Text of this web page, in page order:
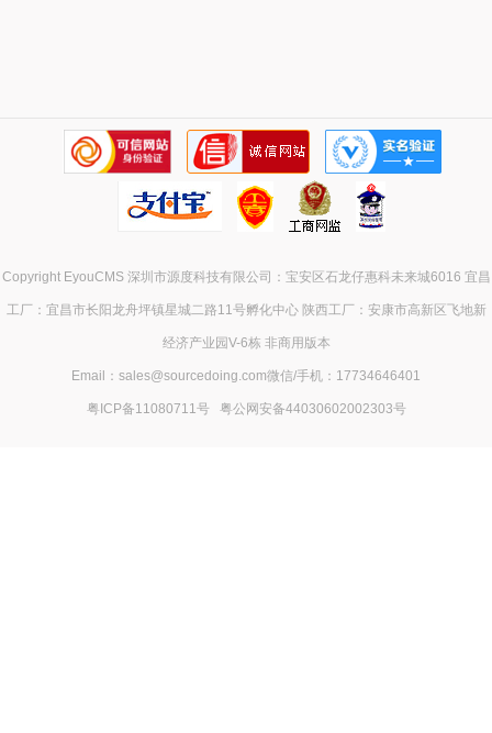
Copyright EyouCMS 深圳市源度科技有限公司：宝安区石龙仔惠科未来城6016 宜昌
工厂：宜昌市长阳龙舟坪镇星城二路11号孵化中心 陕西工厂：安康市高新区飞地新
经济产业园V-6栋 非商用版本
Email：sales@sourcedoing.com微信/手机：17734646401
粤ICP备11080711号 粤公网安备44030602002303号